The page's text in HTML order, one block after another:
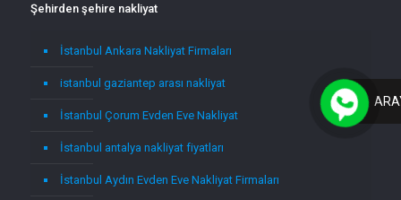
Şehirden şehire nakliyat
İstanbul Ankara Nakliyat Firmaları
istanbul gaziantep arası nakliyat
İstanbul Çorum Evden Eve Nakliyat
İstanbul antalya nakliyat fiyatları
İstanbul Aydın Evden Eve Nakliyat Firmaları